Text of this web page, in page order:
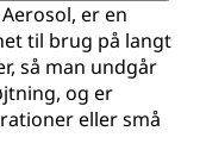
er en
til brug på langt
så man undgår
og er
eller små